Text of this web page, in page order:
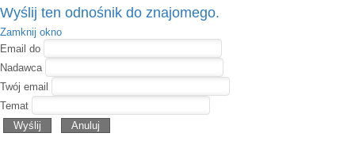
Wyślij ten odnośnik do znajomego.
Zamknij okno
Email do
Nadawca
Twój email
Temat
Wyślij
Anuluj